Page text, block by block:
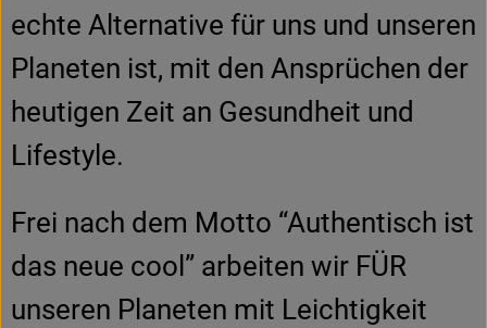
echte Alternative für uns und unseren
Planeten ist, mit den Ansprüchen der
heutigen Zeit an Gesundheit und
Lifestyle.
Frei nach dem Motto “Authentisch ist
das neue cool” arbeiten wir FÜR
unseren Planeten mit Leichtigkeit